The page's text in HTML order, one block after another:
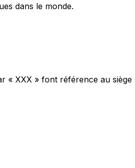
dans le monde.
« XXX » font référence au siège